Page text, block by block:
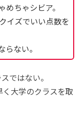
ちゃシビア。
イズでいい点数を
ない。
ではない。
大学のクラスを取